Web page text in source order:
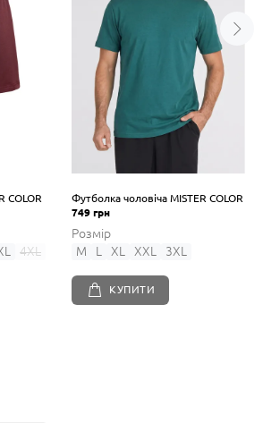
COLOR
4XL
Футболка чоловіча MISTER COLOR
749 грн
Розмір
M
L XL XXL 3XL
КУПИТИ